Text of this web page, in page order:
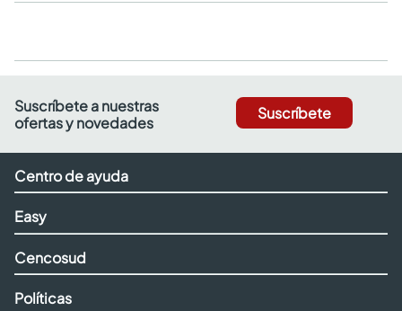
Suscríbete a nuestras
ofertas y novedades
Suscríbete
Centro de ayuda
Easy
Cencosud
Políticas